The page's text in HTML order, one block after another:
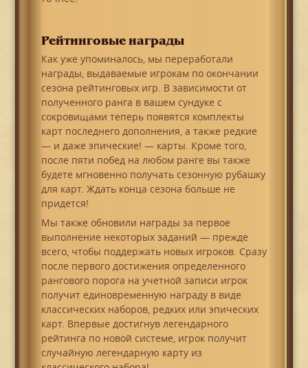
Рейтинговые награды
Как уже упоминалось, мы переработали
награды, выдаваемые игрокам по окончании
сезона рейтинговых игр. В зависимости от
полученного ранга в вашем сундуке с
сокровищами теперь появятся комплекты
карт последнего дополнения, а также редкие
— и даже эпические! — карты. Кроме того,
после пяти побед на любом ранге вы также
будете мгновенно получать сезонную рубашку
для карт. Ждать конца сезона больше не
придется!
Мы также обновили награды за первое
выполнение некоторых заданий — прежде
всего, чтобы поддержать новых игроков. Сразу
после первого достижения определенного
рангового порога на учетной записи игрок
получит единовременную награду в виде
классических наборов, редких или эпических
карт. Впервые достигнув легендарного
рейтинга по новой системе, игрок получит
случайную легендарную карту из